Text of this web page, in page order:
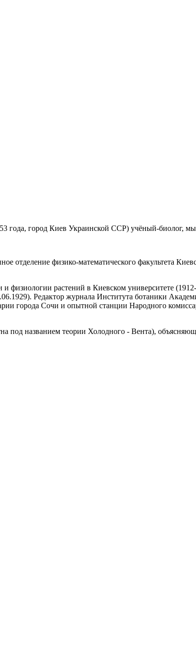
года, город Киев Украинской ССР) учёный-биолог,
физико-математического факультета
растений в Киевском университете
Редактор журнала Института ботаники
города Сочи и опытной станции Народного
под названием теории Холодного - Вента),